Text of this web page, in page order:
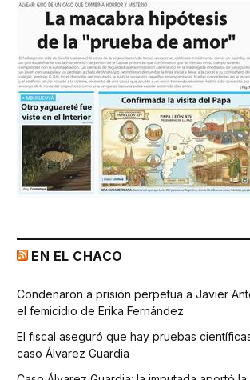
EN EL CHACO
Condenaron a prisión perpetua a Javier
el femicidio de Erika Fernández
El fiscal aseguró que hay pruebas
caso Álvarez Guardia